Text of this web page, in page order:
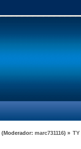
(Moderador:marc731116) » TY